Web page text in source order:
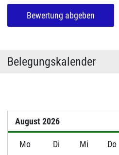
Bewertung abgeben
Belegungskalender
August2026
Mo Di Mi Do